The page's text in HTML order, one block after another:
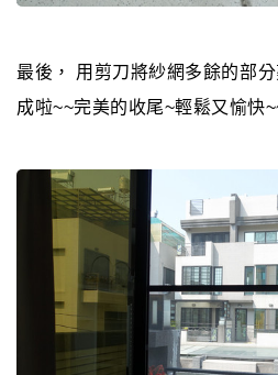
最後， 用剪刀將紗網多餘的部
成啦~~完美的收尾~輕鬆又愉快